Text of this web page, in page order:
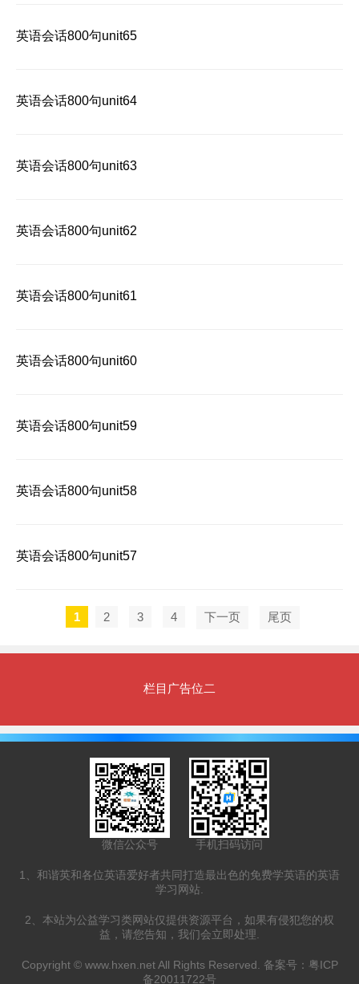
英语会话800句unit65
英语会话800句unit64
英语会话800句unit63
英语会话800句unit62
英语会话800句unit61
英语会话800句unit60
英语会话800句unit59
英语会话800句unit58
英语会话800句unit57
1 2 3 4 下一页 尾页
栏目广告位二
微信公众号 手机扫码访问
1、和谐英和各位英语爱好者共同打造最出色的免费学英语的英语
学习网站.
2、本站为公益学习类网站仅提供资源平台，如果有侵犯您的权
益，请您告知，我们会立即处理.
Copyright © www.hxen.netAll Rights Reserved. 备案号： 粤ICP
备20011722号